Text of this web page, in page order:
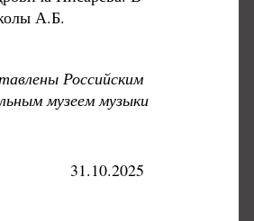
А.Б.
Российским
музеем музыки
31.10.2025